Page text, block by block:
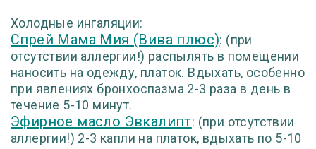
Холодные ингаляции:
Спрей Мама Мия (Вива плюс): (при
отсутствии аллергии!) распылять в помещении
наносить на одежду, платок. Вдыхать, особенно
при явлениях бронхоспазма 2-3 раза в день в
течение 5-10 минут.
Эфирное масло Эвкалипт: (при отсутствии
аллергии!) 2-3 капли на платок, вдыхать по 5-10